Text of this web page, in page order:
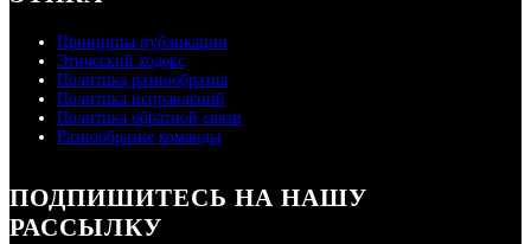
Принципы публикации
Этический кодекс
Политика разнообразия
Политика исправлений
Политика обратной связи
Разнообразие команды
ПОДПИШИТЕСЬ НА НАШУ
РАССЫЛКУ